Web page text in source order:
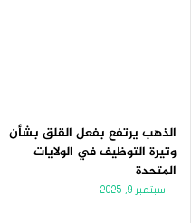
الذهب يرتفع بفعل القلق بشأن
وتيرة التوظيف في الولايات
المتحدة
سبتمبر 9, 2025